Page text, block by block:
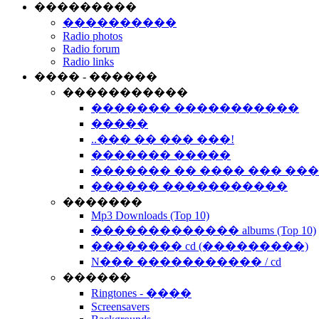
���������
����������
Radio photos
Radio forum
Radio links
���� - ������
�����������
������� �����������
�����
..��� �� ��� ���!
������� �����
������� �� ���� ���
������ �����������
�������
Mp3 Downloads (Top 10)
������������� albums (Top 10)
�������� cd (���������)
N��� ����������� / cd
������
Ringtones - ����
Screensavers